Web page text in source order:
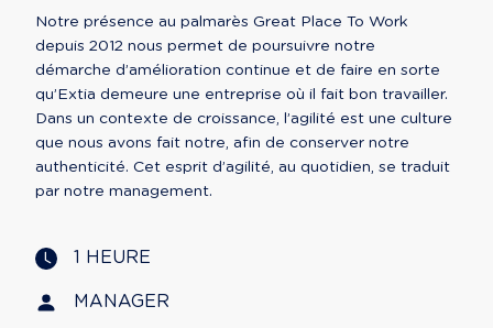
Notre présence au palmarès Great Place To Work
depuis 2012 nous permet de poursuivre notre
démarche d’amélioration continue et de faire en sorte
qu’Extia demeure une entreprise où il fait bon travailler.
Dans un contexte de croissance, l’agilité est une culture
que nous avons fait notre, afin de conserver notre
authenticité. Cet esprit d’agilité, au quotidien, se traduit
par notre management.
1 HEURE
MANAGER